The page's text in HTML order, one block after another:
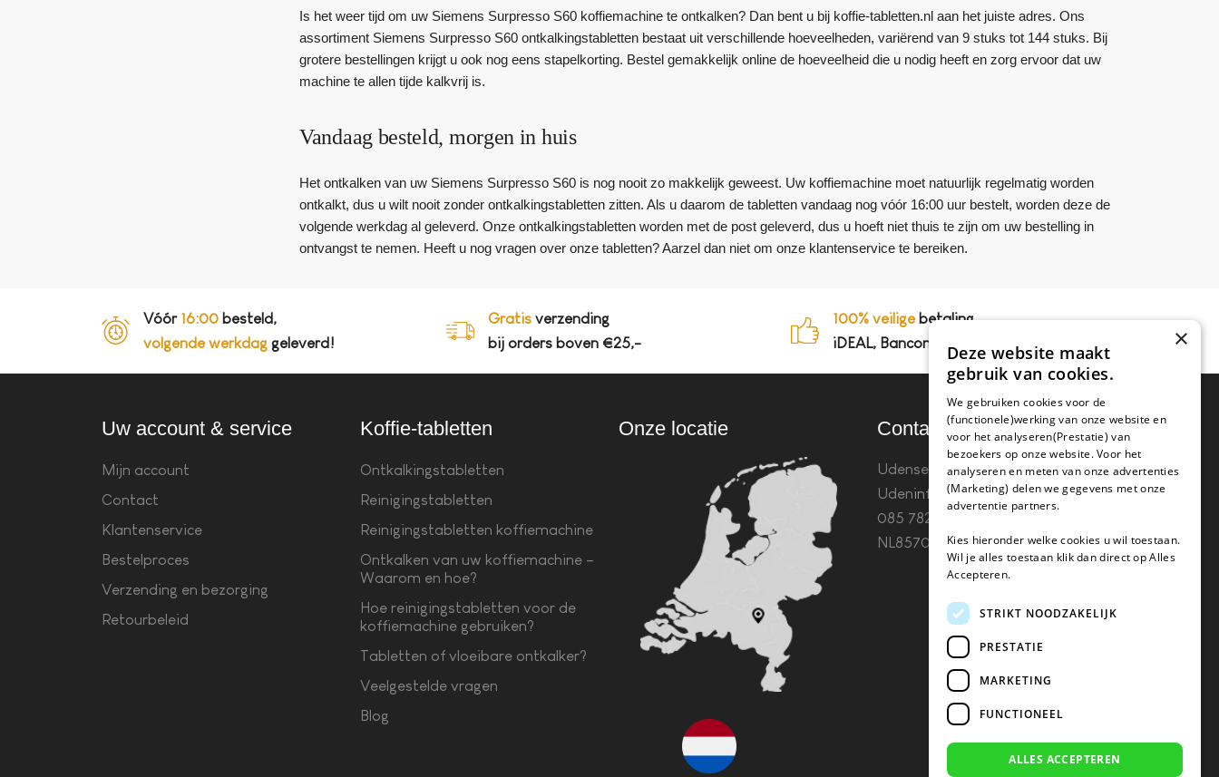
Is het weer tijd om uw Siemens Surpresso S60 koffiemachine te ontkalken? Dan bent u bij koffie-tabletten.nl aan het juiste adres. Ons
assortiment Siemens Surpresso S60 ontkalkingstabletten bestaat uit verschillende hoeveelheden, variërend van 9 stuks tot 144 stuks. Bij
grotere bestellingen krijgt u ook nog eens stapelkorting. Bestel gemakkelijk online de hoeveelheid die u nodig heeft en zorg ervoor dat uw
machine te allen tijde kalkvrij is.
Vandaag besteld, morgen in huis
Het ontkalken van uw Siemens Surpresso S60 is nog nooit zo makkelijk geweest. Uw koffiemachine moet natuurlijk regelmatig worden
ontkalkt, dus u wilt nooit zonder ontkalkingstabletten zitten. Als u daarom de tabletten vandaag nog vóór 16:00 uur bestelt, worden deze de
volgende werkdag al geleverd. Onze ontkalkingstabletten worden met de post geleverd, dus u hoeft niet thuis te zijn om uw bestelling in
ontvangst te nemen. Heeft u nog vragen over onze tabletten? Aarzel dan niet om onze klantenservice te bereiken.
Vóór 16:00 besteld,
volgende werkdag geleverd!
Gratis verzending
bij orders boven €25,-
100% veiligebetaling,
iDEAL, Bancontact en op rekening
Uw account & service
Mijn account
Contact
Klantenservice
Bestelproces
Verzending en bezorging
Retourbeleid
Koffie-tabletten
Ontkalkingstabletten
Reinigingstabletten
Reinigingstabletten koffiemachine
Ontkalken van uw koffiemachine –
Waarom en hoe?
Hoe reinigingstabletten voor de
koffiemachine gebruiken?
Tabletten of vloeibare ontkalker?
Veelgestelde vragen
Blog
Onze locatie Contact
Udenseweg 8B 5405 PA
Udeninfo(@)koffie-tabletten.nlTel.
085 782 5578KvK 67529623 Btw:
NL857053759B01
×
Deze website maakt
gebruik van cookies.
We gebruiken cookies voor de
(functionele)werking van onze website en
voor het analyseren(Prestatie) van
bezoekers op onze website. Voor het
analyseren en meten van onze advertenties
(Marketing) delen we gegevens met onze
advertentie partners.
Kies hieronder welke cookies u wil toestaan.
Wil je alles toestaan klik dan direct op Alles
Accepteren.
STRIKT NOODZAKELIJK
PRESTATIE
MARKETING
FUNCTIONEEL
ALLES ACCEPTEREN